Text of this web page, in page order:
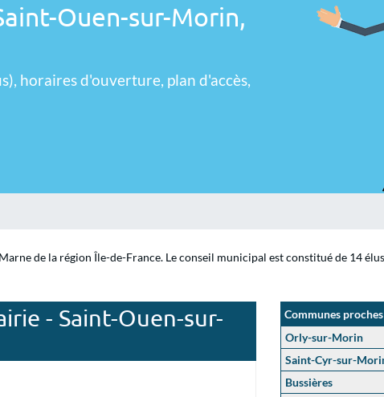
Ouen-sur-Morin,
horaires d'ouverture, plan d'accès,
de la région Île-de-France. Le conseil municipal est constitué de 14
- Saint-Ouen-sur-
Communes proches
Orly-sur-Morin
Saint-Cyr-sur-
Bussières